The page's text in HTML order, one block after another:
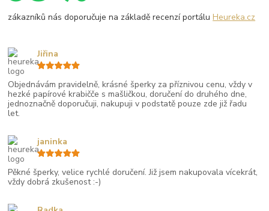
zákazníků nás doporučuje na základě recenzí portáluHeureka.cz
Objednávám pravidelně, krásné šperky za příznivou cenu, vždy v
hezké papírové krabičče s mašličkou, doručení do druhého dne,
jednoznačně doporučuji, nakupuji v podstatě pouze zde již řadu
let.
Jiřina
Pěkné šperky, velice rychlé doručení. Již jsem nakupovala vícekrát,
vždy dobrá zkušenost :-)
janinka